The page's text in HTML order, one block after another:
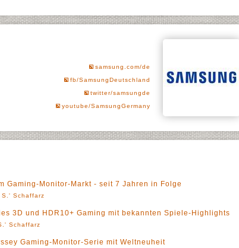
samsung.com/de
fb/SamsungDeutschland
twitter/samsungde
youtube/SamsungGermany
Gaming-Monitor-Markt - seit 7 Jahren in Folge
S.' Schaffarz
3D und HDR10+ Gaming mit bekannten Spiele-Highlights
Schaffarz
Gaming-Monitor-Serie mit Weltneuheit